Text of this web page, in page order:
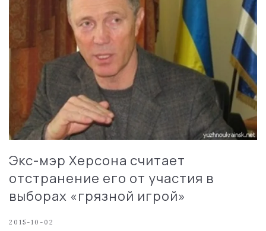
Экс-мэр Херсона считает
отстранение его от участия в
выборах «грязной игрой»
2015-10-02